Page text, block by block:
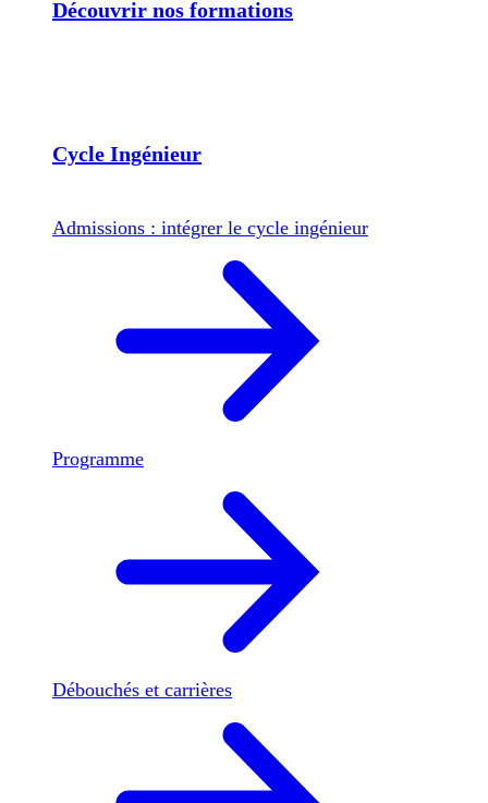
Découvrir nos formations
Cycle Ingénieur
Admissions : intégrer le cycle ingénieur
Programme
Débouchés et carrières